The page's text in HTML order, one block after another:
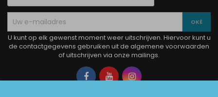
U kunt op elk gewenst moment weer uitschrijven. Hiervoor kunt u
de contactgegevens gebruiken uit de algemene voorwaarden
of uitschrijven via onze mailings.
Facebook
YouTubeInstagram